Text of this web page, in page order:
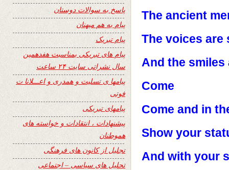
The ancient
The voices are
And the
Come
Come and in
Show your
And with your
پاسخ به سوالات دوستان
پیام به هم میهنان
پیام تبریک
پیام های تبریکی بمناسبت هفدهمین
سال نشراتی سایت ۲۴ ساعت
پیامها ی تسلیت و همدری و اعـــلانا ت
فوتی
پیامهای تبریکی
پیشنهادات ، انتقادات و خواسته های
هموطنان
تجلیل از کانون های فرهنگی
تحلیل های سیاسی – اجتماعی